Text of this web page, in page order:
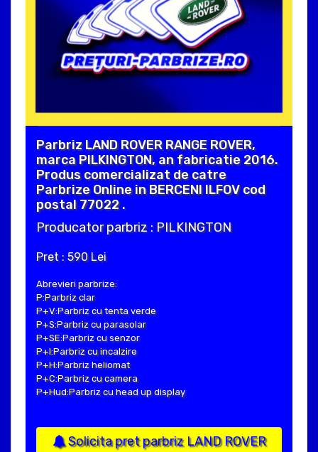
Parbriz LAND ROVER RANGE ROVER,
marca PILKINGTON, an fabricatie 2016.
Produs comercializat de catre
Parbrize Online in BERCENI ILFOV cod
postal 77022 .
Producator parbriz : PILKINGTON
Pret : 590 Lei
Abrevieri parbrize:
P:Parbriz clar
P+V:Parbriz cu tenta verde
P+S:Parbriz cu parasolar
P+SE:Parbriz cu senzor
P+I:Parbriz cu incalzire
P+H:Parbriz heliomat
P+C:Parbriz cu camera
P+Hud:Parbriz cu head up display
Solicita pret parbriz LAND ROVER